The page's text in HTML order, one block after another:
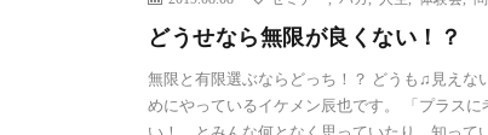
どうせなら無限が良くない！？
無限と有限選ぶならどっち！？ どうも♫見えな
めにやっているイケメン辰也です。 「プラスに